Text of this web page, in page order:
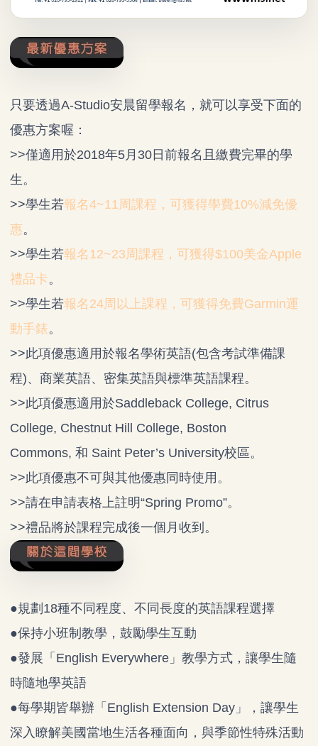
只要透過A-Studio安晨留學報名，就可以享受下面的
優惠方案喔：
>>僅適用於2018年5月30日前報名且繳費完畢的學
生。
>>學生若報名4~11周課程，可獲得學費10%減免優
惠。
>>學生若報名12~23周課程，可獲得$100美金Apple
禮品卡。
>>學生若報名24周以上課程，可獲得免費Garmin運
動手錶。
>>此項優惠適用於報名學術英語(包含考試準備課
程)、商業英語、密集英語與標準英語課程。
>>此項優惠適用於Saddleback College, Citrus
College, Chestnut Hill College, Boston
Commons, 和 Saint Peter’s University校區。
>>此項優惠不可與其他優惠同時使用。
>>請在申請表格上註明“Spring Promo”。
>>禮品將於課程完成後一個月收到。
●規劃18種不同程度、不同長度的英語課程選擇
●保持小班制教學，鼓勵學生互動
●發展「English Everywhere」教學方式，讓學生隨
時隨地學英語
●每學期皆舉辦「English Extension Day」，讓學生
深入瞭解美國當地生活各種面向，與季節性特殊活動